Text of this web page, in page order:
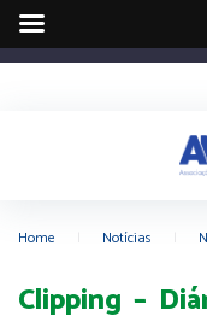
Home Notícias
Clipping –